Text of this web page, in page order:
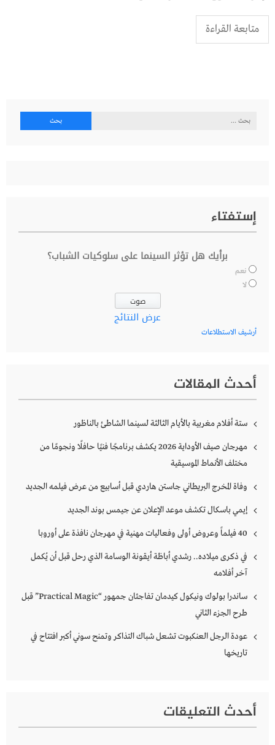
متابعة القراءة
البحث
إستفتاء
برأيك هل تؤثر السينما على سلوكيات الشباب؟
نعم
لا
عرض النتائج
أرشيف الاستطلاعات
أحدث المقالات
ستة أفلام مغربية بالأيام الثالثة لسينما الشاطئ بالناظور
مهرجان صيف الأوداية 2026 يكشف برنامجًا فنيًا حافلًا ونجومًا من
مختلف الأنماط الموسيقية
وفاة المخرج البريطاني جاستن هاردي قبل أسابيع من عرض فيلمه الجديد
إيمي باسكال تكشف موعد الإعلان عن جيمس بوند الجديد
40 فيلماً وعروض أولى وفعاليات مهنية في مهرجان نافذة على أوروبا
في ذكرى ميلاده.. رشدي أباظة أيقونة الوسامة الذي رحل قبل أن يُكمل
آخر أفلامه
ساندرا بولوك ونيكول كيدمان تفاجئان جمهور “Practical Magic” قبل
طرح الجزء الثاني
عودة الرجل العنكبوت تشعل شباك التذاكر وتمنح سوني أكبر افتتاح في
تاريخها
أحدث التعليقات